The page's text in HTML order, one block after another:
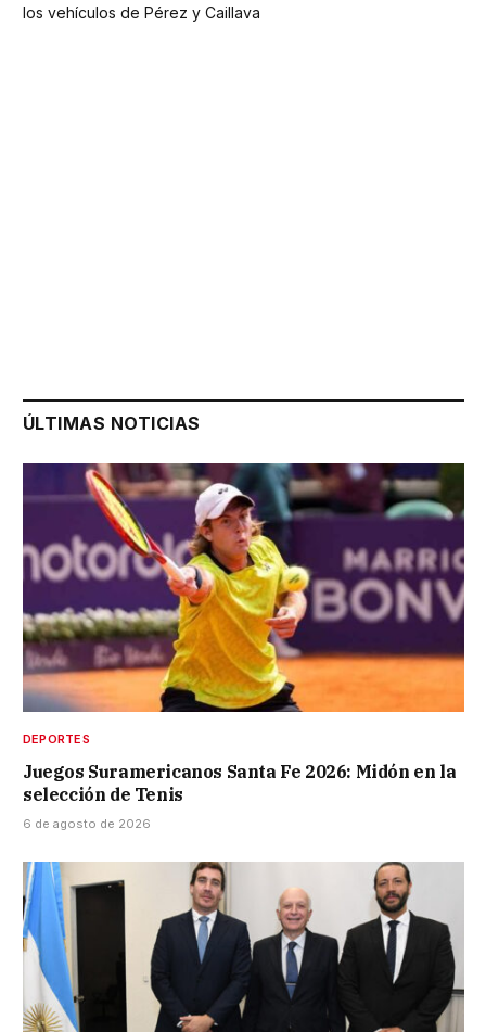
los vehículos de Pérez y Caillava
ÚLTIMAS NOTICIAS
DEPORTES
Juegos Suramericanos Santa Fe 2026: Midón en la
selección de Tenis
6 de agosto de 2026